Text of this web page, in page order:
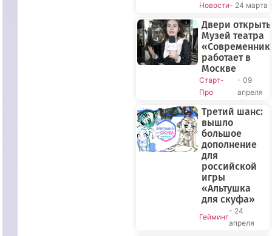
Новости- 24 марта
Двери
Музей театра
работает в
Москве
Старт-
Про
- 09
апреля
Третий шанс:
вышло
большое
дополнение
для
российской
игры
«Альтушка
для скуфа»
Гейминг
- 24
апреля